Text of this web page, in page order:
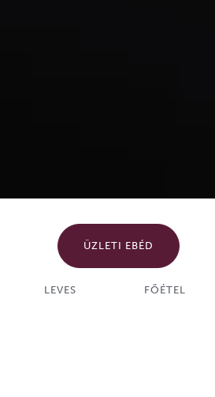
ÜZLETI EBÉD
LEVES FŐÉTEL